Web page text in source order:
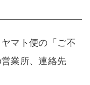
マト便の「ご不
業所、連絡先